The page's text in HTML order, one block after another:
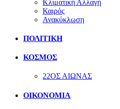
Κλιματική Αλλαγή
Καιρός
Ανακύκλωση
ΠΟΛΙΤΙΚΗ
ΚΟΣΜΟΣ
22ΟΣ ΑΙΩΝΑΣ
ΟΙΚΟΝΟΜΙΑ